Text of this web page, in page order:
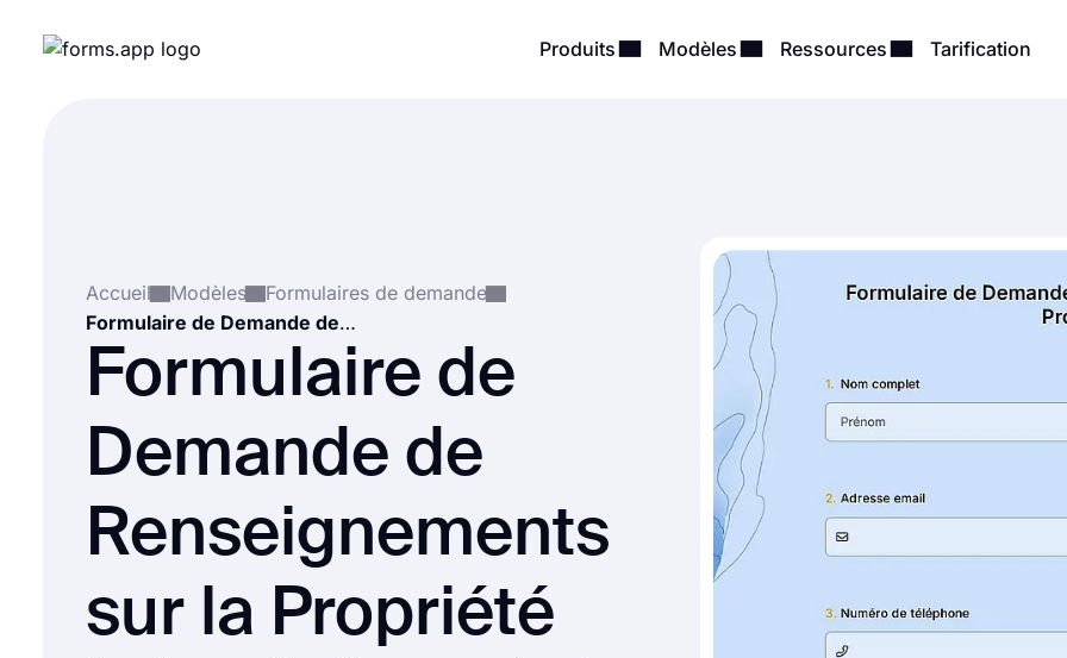
Produits Modèles Ressources Tarification
Accueil Modèles
Formulaires de demande
Formulaire de Demande de Renseignements sur la Propriété
Formulaire de
Demande de
Renseignements
sur la Propriété